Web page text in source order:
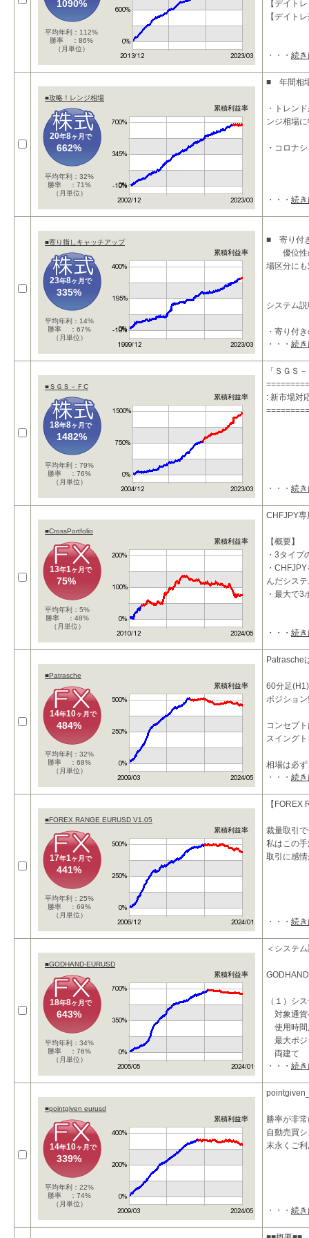
1090%
平均年利：112%
勝率 ：86%
（月単位）
【デイト
【デイト
・・・ 続
■攻略！レンジ相場
累積利益率
20年8ヶ月で
662%
平均年利：32%
勝率 ：71%
（月単位）
■ 年間相
・トレン
ンジ相場
・コロナ
・・・ 続
■寄り指しキャッチアップ
累積利益率
23年8ヶ月で
335%
平均年利：14%
勝率 ：67%
（月単位）
■ 寄り付
優位性の
場区分に
システム
・寄り付
・・・ 続
■ＳＧＳ－ＦC
累積利益率
18年8ヶ月で
1482%
平均年利：79%
勝率 ：76%
（月単位）
「ＳＧＳ
: 新市場対
・・・ 続
■CrossPortfolio
累積利益率
13年1ヶ月で
75%
平均年利：5%
勝率 ：48%
（月単位）
CHFJPY専
【概要】
・3タイ
・
んだシス
・最大で3
・・・ 続
■Patrasche
累積利益率
14年10ヶ月で
484%
平均年利：32%
勝率 ：68%
（月単位）
Patrasche
60分足
ポジショ
コンセプ
スイング
相場は必
・・・ 続
■FOREX RANGE EURUSD V1.05
累積利益率
17年1ヶ月で
441%
平均年利：25%
勝率 ：69%
（月単位）
【FOREX
裁量取引
私はこの
取引に感
・・・ 続
■GODHAND-EURUSD
累積利益率
18年8ヶ月で
643%
平均年利：34%
勝率 ：76%
（月単位）
＜システ
（１）シ
対象通
使用
最大ポ
両建
損切り
・・・ 続
■pointgiven eurusd
累積利益率
14年10ヶ月で
339%
平均年利：22%
勝率 ：74%
（月単位）
勝率が非
自動売買
末永くご
・・・ 続